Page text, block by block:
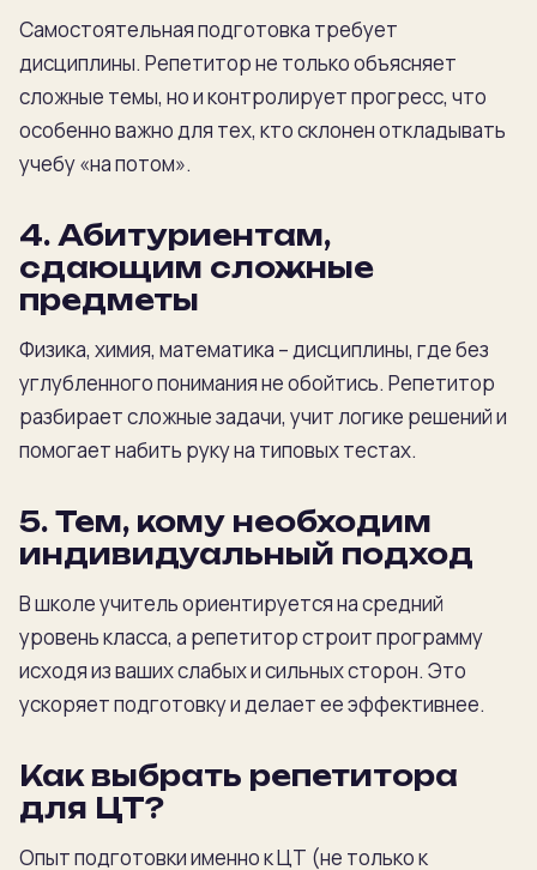
Самостоятельная подготовка требует
дисциплины. Репетитор не только объясняет
сложные темы, но и контролирует прогресс, что
особенно важно для тех, кто склонен откладывать
учебу «на потом».
4. Абитуриентам,
сдающим сложные
предметы
Физика, химия, математика – дисциплины, где без
углубленного понимания не обойтись. Репетитор
разбирает сложные задачи, учит логике решений и
помогает набить руку на типовых тестах.
5. Тем, кому необходим
индивидуальный подход
В школе учитель ориентируется на средний
уровень класса, а репетитор строит программу
исходя из ваших слабых и сильных сторон. Это
ускоряет подготовку и делает ее эффективнее.
Как выбрать репетитора
для ЦТ?
Опыт подготовки именно к ЦТ (не только к